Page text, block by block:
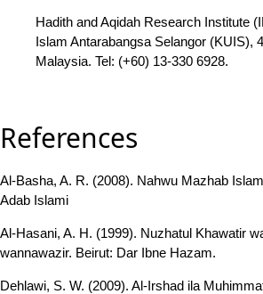
Hadith and Aqidah Research Institute
Islam Antarabangsa Selangor (KUIS),
Malaysia. Tel: (+60) 13-330 6928.
References
Al-Basha, A. R. (2008). Nahwu Mazhab
Adab Islami
Al-Hasani, A. H. (1999). Nuzhatul Khawatir
wannawazir. Beirut: Dar Ibne Hazam.
Dehlawi, S. W. (2009). Al-Irshad ila